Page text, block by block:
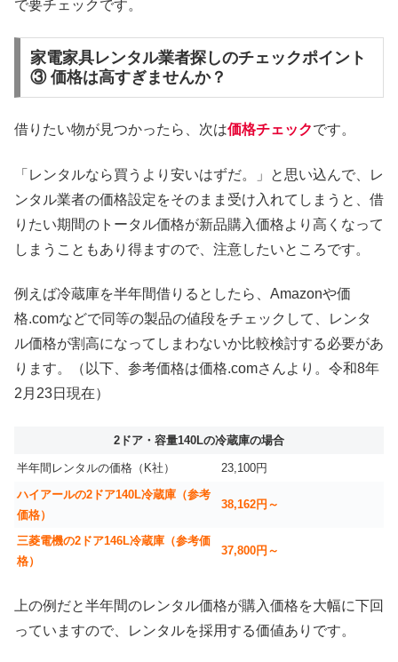
で要チェックです。
家電家具レンタル業者探しのチェックポイント
③ 価格は高すぎませんか？
借りたい物が見つかったら、次は価格チェックです。
「レンタルなら買うより安いはずだ。」と思い込んで、レ
ンタル業者の価格設定をそのまま受け入れてしまうと、借
りたい期間のトータル価格が新品購入価格より高くなって
しまうこともあり得ますので、注意したいところです。
例えば冷蔵庫を半年間借りるとしたら、Amazonや価
格.comなどで同等の製品の値段をチェックして、レンタ
ル価格が割高になってしまわないか比較検討する必要があ
ります。（以下、参考価格は価格.comさんより。令和8年
2月23日現在）
2ドア・容量140Lの冷蔵庫の場合
半年間レンタルの価格（K社）
23,100円
ハイアールの2ドア140L冷蔵庫（参考
価格）
38,162円～
三菱電機の2ドア146L冷蔵庫（参考価
格）
37,800円～
上の例だと半年間のレンタル価格が購入価格を大幅に下回
っていますので、レンタルを採用する価値ありです。